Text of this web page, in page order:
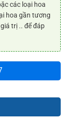
các loại hoa
hoa gần tương
trị .. để đáp